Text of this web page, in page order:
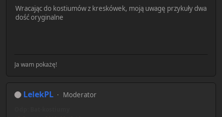
Wracając do kostiumów z kreskówek, moją uwagę przykuły dwa
dość oryginalne
Ja wam pokażę!
LelekPL Moderator